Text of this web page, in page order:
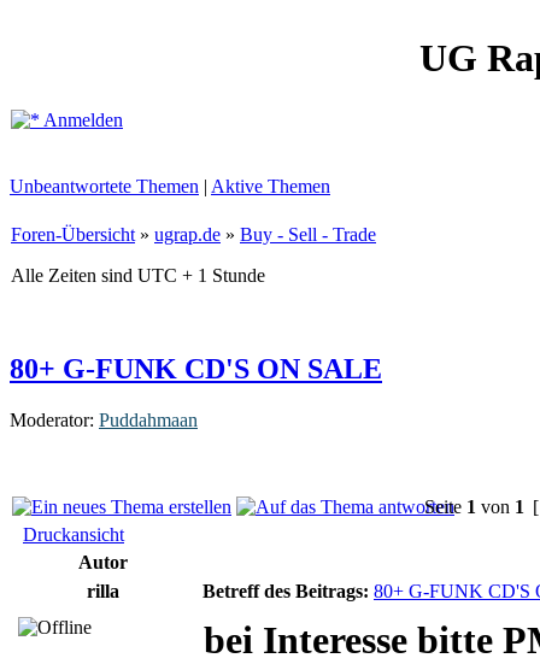
UG
Anmelden
Unbeantwortete Themen | Aktive Themen
Foren-Übersicht » ugrap.de » Buy - Sell - Trade
Alle Zeiten sind UTC + 1 Stunde
80+ G-FUNK CD'S ON SALE
Moderator: Puddahmaan
Seite 1 von 1
Druckansicht
Autor
rilla
Betreff des Beitrags: 80+ G-FUNK CD'S
bei Interesse bitte